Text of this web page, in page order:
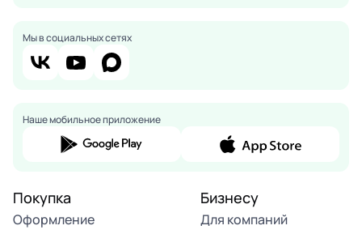
Мы в социальных сетях
Наше мобильное приложение
Покупка
Оформление
Бизнесу
Для компаний